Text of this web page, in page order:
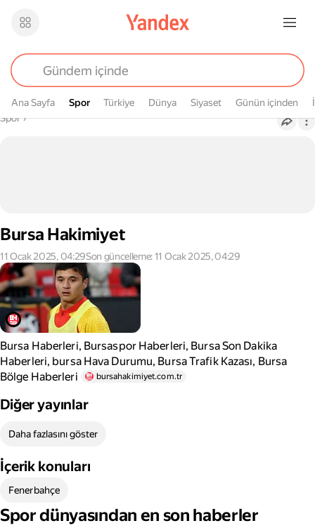
Ana Sayfa Spor
Spor Türkiye Dünya Siyaset Günün içinden
Buradasın
Spor›
Bursa Hakimiyet
11 Ocak 2025, 04:29Son güncelleme: 11 Ocak 2025, 04:29
Bursa Haberleri, Bursaspor Haberleri, Bursa Son Dakika
Haberleri, bursa Hava Durumu, Bursa Trafik Kazası, Bursa
Bölge Haberleri
bursahakimiyet.com.tr
Diğer yayınlar
Daha fazlasını göster
İçerik konuları
Fenerbahçe
Spor dünyasından en son haberler